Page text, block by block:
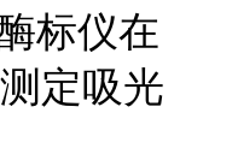
标仪在
定吸光